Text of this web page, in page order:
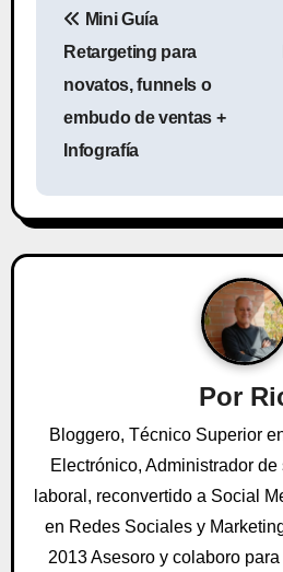
a
c
d
e
e
Mini Guía
Retargeting para
novatos, funnels o
embudo de ventas +
Infografía
Por
Bloggero, Técnico Superior
Electrónico, Administrador
laboral, reconvertido a Social
en Redes Sociales y
2013 Asesoro y colaboro